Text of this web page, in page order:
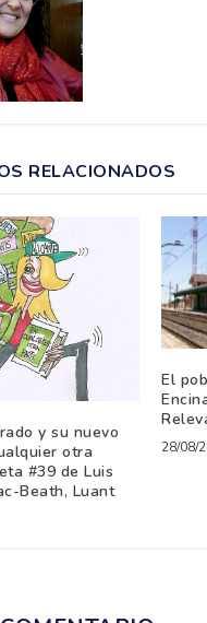
RELACIONADOS
y su nuevo
otra
#39 de Luis
Beath, Luant
El
28/08/